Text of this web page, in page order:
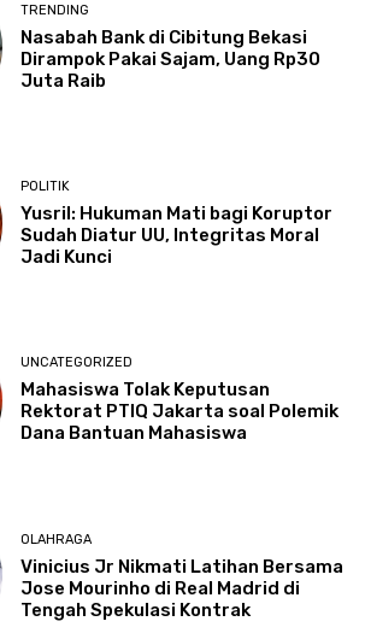
TRENDING
Nasabah Bank di Cibitung Bekasi
Dirampok Pakai Sajam, Uang Rp30
Juta Raib
POLITIK
Yusril: Hukuman Mati bagi Koruptor
Sudah Diatur UU, Integritas Moral
Jadi Kunci
UNCATEGORIZED
Mahasiswa Tolak Keputusan
Rektorat PTIQ Jakarta soal Polemik
Dana Bantuan Mahasiswa
OLAHRAGA
Vinicius Jr Nikmati Latihan Bersama
Jose Mourinho di Real Madrid di
Tengah Spekulasi Kontrak